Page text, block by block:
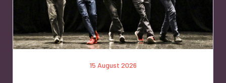
15 August 2026